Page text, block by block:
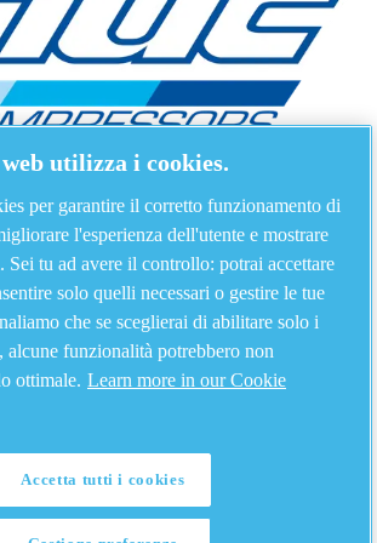
utilizza i cookies.
per garantire il corretto funzionamento di
l'esperienza dell'utente e mostrare
Sei tu ad avere il controllo: potrai accettare
solo quelli necessari o gestire le tue
che se sceglierai di abilitare solo i
alcune funzionalità potrebbero non
ottimale. Learn more in our Cookie
Accetta tutti i cookies